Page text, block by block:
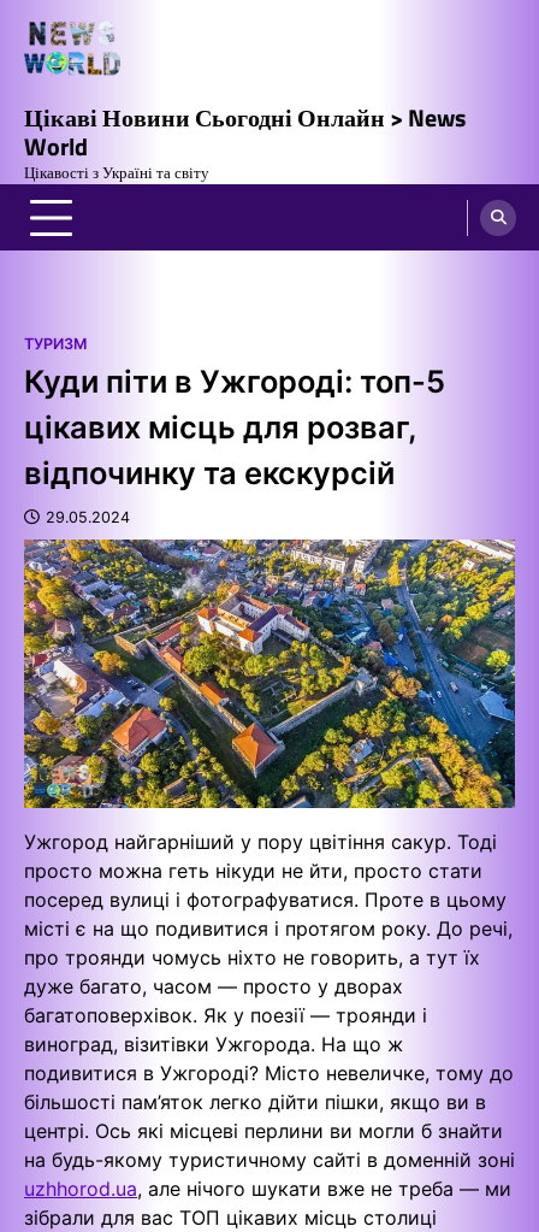
вмісту
Цікаві Новини Сьогодні Онлайн > News
World
Цікавості з Україні та світу
ТУРИЗМ
Куди піти в Ужгороді: топ-5
цікавих місць для розваг,
відпочинку та екскурсій
29.05.2024
Ужгород найгарніший у пору цвітіння сакур. Тоді
просто можна геть нікуди не йти, просто стати
посеред вулиці і фотографуватися. Проте в цьому
місті є на що подивитися і протягом року. До речі,
про троянди чомусь ніхто не говорить, а тут їх
дуже багато, часом — просто у дворах
багатоповерхівок. Як у поезії — троянди і
виноград, візитівки Ужгорода. На що ж
подивитися в Ужгороді? Місто невеличке, тому до
більшості пам’яток легко дійти пішки, якщо ви в
центрі. Ось які місцеві перлини ви могли б знайти
на будь-якому туристичному сайті в доменній зоні
uzhhorod.ua, але нічого шукати вже не треба — ми
зібрали для вас ТОП цікавих місць столиці